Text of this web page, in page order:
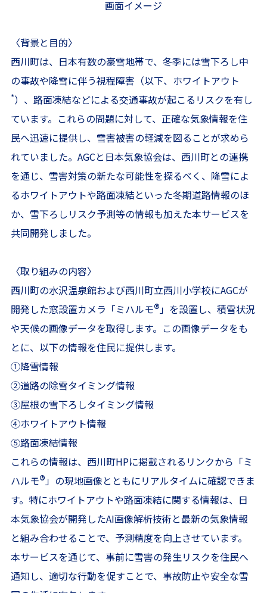
画面イメージ
〈背景と目的〉
西川町は、日本有数の豪雪地帯で、冬季には雪下ろし中
の事故や降雪に伴う視程障害（以下、ホワイトアウト
*）、路面凍結などによる交通事故が起こるリスクを有し
ています。これらの問題に対して、正確な気象情報を住
民へ迅速に提供し、雪害被害の軽減を図ることが求めら
れていました。AGCと日本気象協会は、西川町との連携
を通じ、雪害対策の新たな可能性を探るべく、降雪によ
るホワイトアウトや路面凍結といった冬期道路情報のほ
か、雪下ろしリスク予測等の情報も加えた本サービスを
共同開発しました。
〈取り組みの内容〉
西川町の水沢温泉館および西川町立西川小学校にAGCが
開発した窓設置カメラ「ミハルモ® 」を設置し、積雪状況
や天候の画像データを取得します。この画像データをも
とに、以下の情報を住民に提供します。
①降雪情報
②道路の除雪タイミング情報
③屋根の雪下ろしタイミング情報
④ホワイトアウト情報
⑤路面凍結情報
これらの情報は、西川町HPに掲載されるリンクから「ミ
ハルモ® 」の現地画像とともにリアルタイムに確認できま
す。特にホワイトアウトや路面凍結に関する情報は、日
本気象協会が開発したAI画像解析技術と最新の気象情報
と組み合わせることで、予測精度を向上させています。
本サービスを通じて、事前に雪害の発生リスクを住民へ
通知し、適切な行動を促すことで、事故防止や安全な雪